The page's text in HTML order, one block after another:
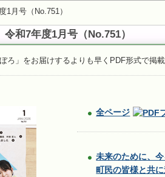
月号（No.751）
和7年度1月号（No.751）
ろ」をお届けするよりも早くPDF形式で掲
全ページ
未来のために、
町民の皆様と共